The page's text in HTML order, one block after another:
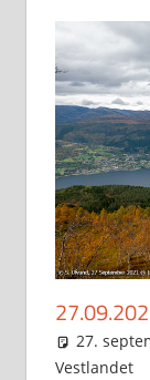
27.
Vestlandet